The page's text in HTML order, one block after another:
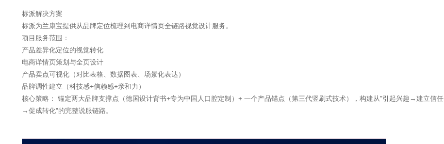
标派解决方案
标派为兰康宝提供从品牌定位梳理到电商详情页全链路视觉设计服务。
项目服务范围：
产品差异化定位的视觉转化
电商详情页策划与全页设计
产品卖点可视化（对比表格、数据图表、场景化表达）
品牌调性建立（科技感+信赖感+亲和力）
核心策略： 锚定两大品牌支撑点（德国设计背书+专为中国人口腔定制）+ 一个产品锚点（第三代竖刷式技术），构建从"引起兴趣→建立信任
→促成转化"的完整说服链路。